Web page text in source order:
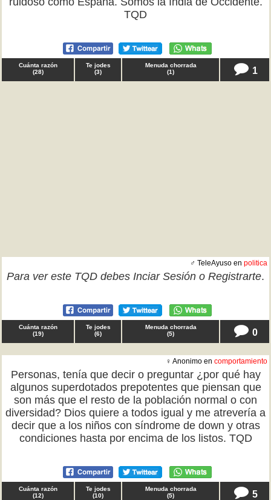
TQD
Cuánta razón
(28)
Te jodes
(3)
Menuda chorrada
(1) 1
♂ TeleAyuso en politica
Para ver este TQD debes Inciar Sesión o Registrarte.
Cuánta razón
(19)
Te jodes
(6)
Menuda chorrada
(5) 0
♀ Anonimo en comportamiento
Personas, tenía que decir o preguntar ¿por qué hay
algunos superdotados prepotentes que piensan que
son más que el resto de la población normal o con
diversidad? Dios quiere a todos igual y me atrevería a
decir que a los niños con síndrome de down y otras
condiciones hasta por encima de los listos. TQD
Cuánta razón
(12)
Te jodes
(10)
Menuda chorrada
(5) 5